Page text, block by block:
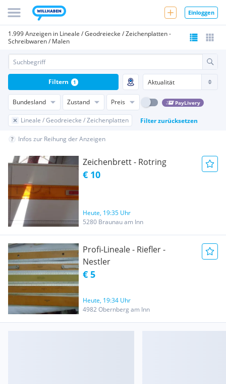
Einloggen
1.999 Anzeigen in Lineale / Geodreiecke / Zeichenplatten -
Schreibwaren / Malen
Bundesland Zustand Preis PayLivery
Lineale / Geodreiecke / Zeichenplatten Filter zurücksetzen
Filtern 1
Infos zur Reihung der Anzeigen
Zeichenbrett - Rotring
€ 10
Heute, 19:35 Uhr
5280 Braunau am Inn
Profi-Lineale - Riefler -
Nestler
€ 5
Heute, 19:34 Uhr
4982 Obernberg am Inn